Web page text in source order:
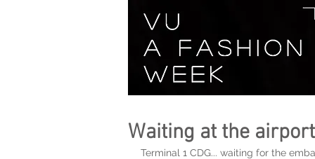
Waiting at the
Terminal 1 CDG... waiting for the